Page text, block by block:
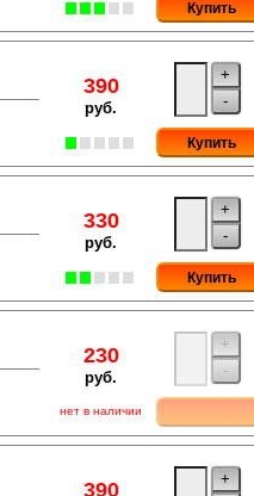
Купить
390
руб.
+
-
Купить
330
руб.
+
-
Купить
230
руб.
нет в наличии
+
-
390
+